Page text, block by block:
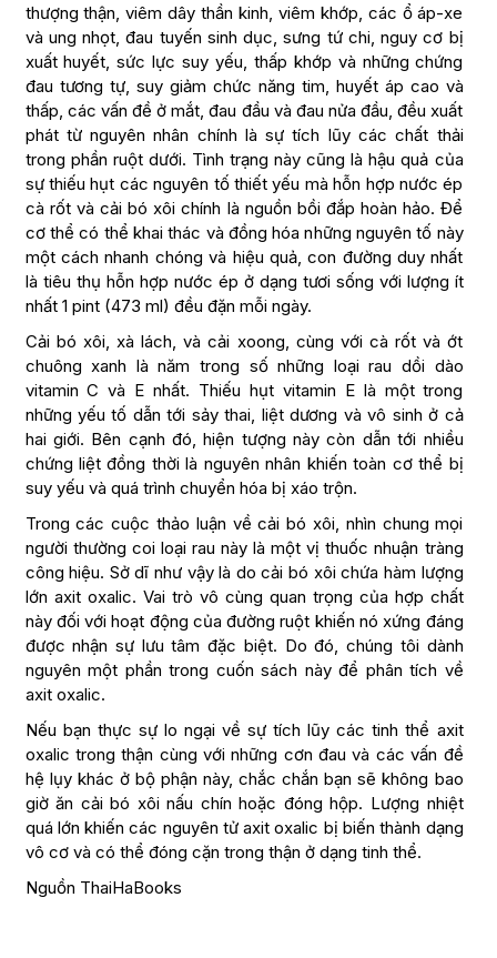
thượng thận, viêm dây thần kinh, viêm khớp, các ổ áp-xe
và ung nhọt, đau tuyến sinh dục, sưng tứ chi, nguy cơ bị
xuất huyết, sức lực suy yếu, thấp khớp và những chứng
đau tương tự, suy giảm chức năng tim, huyết áp cao và
thấp, các vấn đề ở mắt, đau đầu và đau nửa đầu, đều xuất
phát từ nguyên nhân chính là sự tích lũy các chất thải
trong phần ruột dưới. Tình trạng này cũng là hậu quả của
sự thiếu hụt các nguyên tố thiết yếu mà hỗn hợp nước ép
cà rốt và cải bó xôi chính là nguồn bồi đắp hoàn hảo. Để
cơ thể có thể khai thác và đồng hóa những nguyên tố này
một cách nhanh chóng và hiệu quả, con đường duy nhất
là tiêu thụ hỗn hợp nước ép ở dạng tươi sống với lượng ít
nhất 1 pint (473 ml) đều đặn mỗi ngày.
Cải bó xôi, xà lách, và cải xoong, cùng với cà rốt và ớt
chuông xanh là năm trong số những loại rau dồi dào
vitamin C và E nhất. Thiếu hụt vitamin E là một trong
những yếu tố dẫn tới sảy thai, liệt dương và vô sinh ở cả
hai giới. Bên cạnh đó, hiện tượng này còn dẫn tới nhiều
chứng liệt đồng thời là nguyên nhân khiến toàn cơ thể bị
suy yếu và quá trình chuyển hóa bị xáo trộn.
Trong các cuộc thảo luận về cải bó xôi, nhìn chung mọi
người thường coi loại rau này là một vị thuốc nhuận tràng
công hiệu. Sở dĩ như vậy là do cải bó xôi chứa hàm lượng
lớn axit oxalic. Vai trò vô cùng quan trọng của hợp chất
này đối với hoạt động của đường ruột khiến nó xứng đáng
được nhận sự lưu tâm đặc biệt. Do đó, chúng tôi dành
nguyên một phần trong cuốn sách này để phân tích về
axit oxalic.
Nếu bạn thực sự lo ngại về sự tích lũy các tinh thể axit
oxalic trong thận cùng với những cơn đau và các vấn đề
hệ lụy khác ở bộ phận này, chắc chắn bạn sẽ không bao
giờ ăn cải bó xôi nấu chín hoặc đóng hộp. Lượng nhiệt
quá lớn khiến các nguyên tử axit oxalic bị biến thành dạng
vô cơ và có thể đóng cặn trong thận ở dạng tinh thể.
Nguồn ThaiHaBooks